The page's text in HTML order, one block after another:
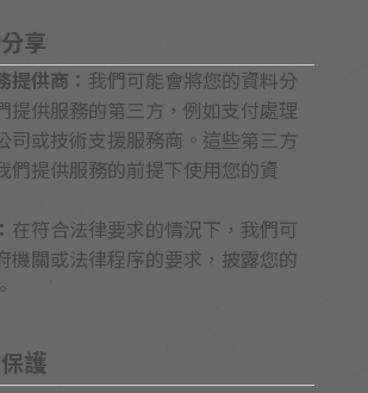
享
提供商： 我們可能會將您的資料分
提供服務的第三方，例如支付處理
司或技術支援服務商。這些第三方
們提供服務的前提下使用您的資
在符合法律要求的情況下，我們可
機關或法律程序的要求，披露您的
護